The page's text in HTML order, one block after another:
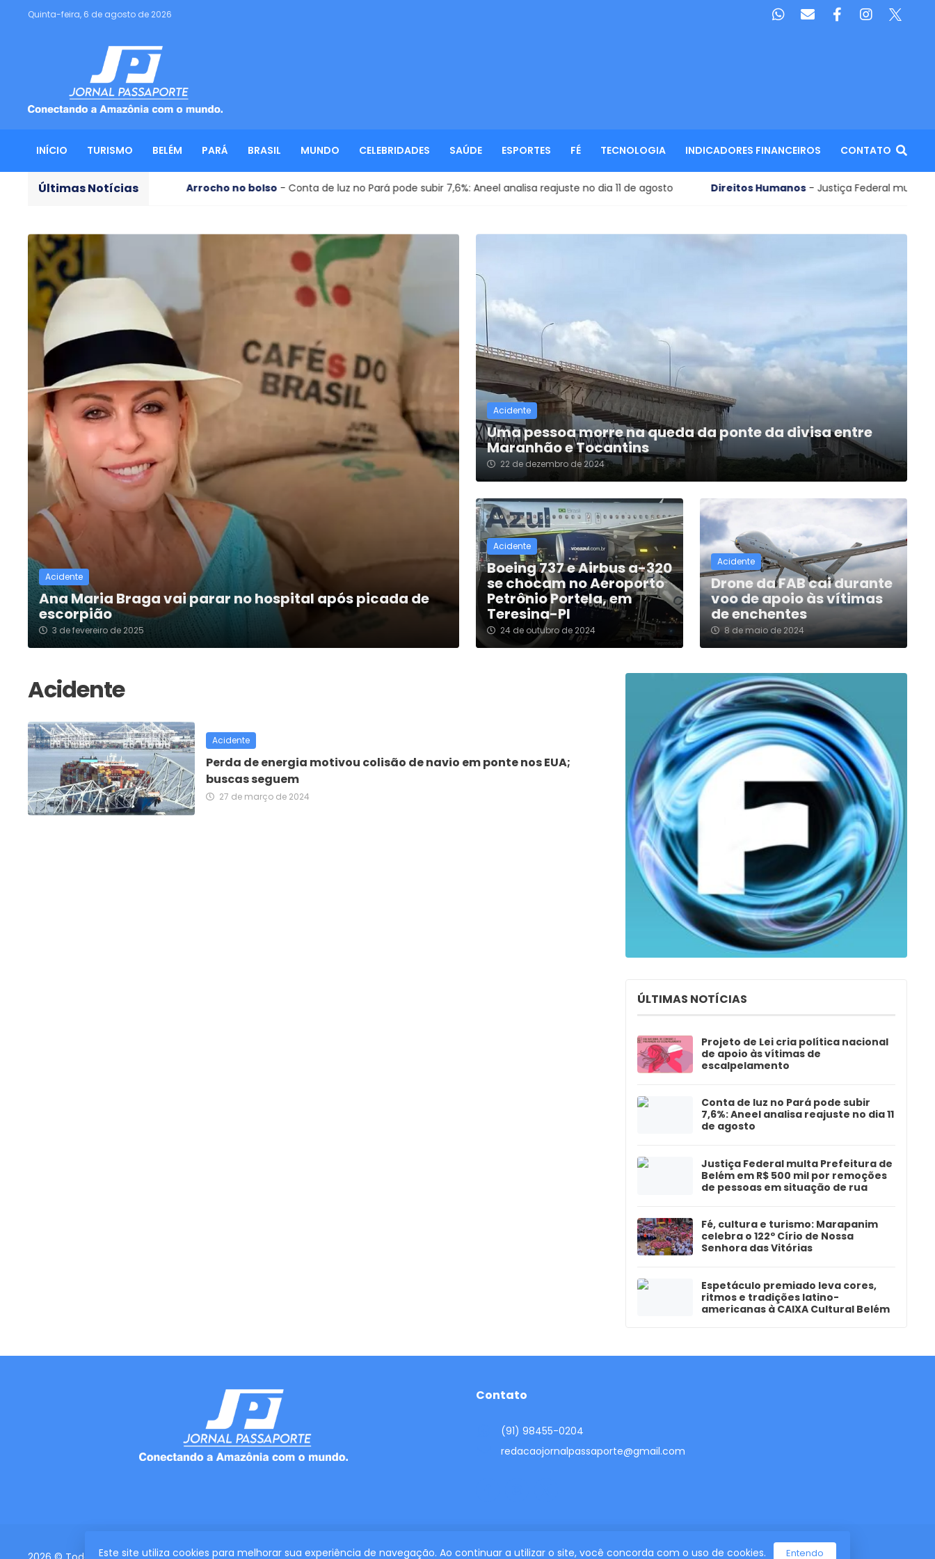
Quinta-feira, 6 de agosto de 2026
INÍCIO TURISMO BELÉM PARÁ BRASIL MUNDO CELEBRIDADES SAÚDE ESPORTES FÉ TECNOLOGIA INDICADORES FINANCEIROS CONTATO
Últimas Notícias
Arrocho no bolso - Conta de luz no Pará pode subir 7,6%: Aneel analisa reajuste no dia 11 de agosto Direitos Humanos - Justiça Federal multa Prefeitura de Belém em
Acidente
Ana Maria Braga vai parar no hospital após picada de
escorpião
3 de fevereiro de 2025
Acidente
Uma pessoa morre na queda da ponte da divisa entre
Maranhão e Tocantins
22 de dezembro de 2024
Acidente
Boeing 737 e Airbus a-320
se chocam no Aeroporto
Petrônio Portela, em
Teresina-PI
24 de outubro de 2024
Acidente
Drone da FAB cai durante
voo de apoio às vítimas
de enchentes
8 de maio de 2024
Acidente
Perda de energia motivou colisão de navio em ponte nos EUA;
buscas seguem
27 de março de 2024
ÚLTIMAS NOTÍCIAS
Projeto de Lei cria política nacional
de apoio às vítimas de
escalpelamento
Conta de luz no Pará pode subir
7,6%: Aneel analisa reajuste no dia 11
de agosto
Justiça Federal multa Prefeitura de
Belém em R$ 500 mil por remoções
de pessoas em situação de rua
Fé, cultura e turismo: Marapanim
celebra o 122º Círio de Nossa
Senhora das Vitórias
Espetáculo premiado leva cores,
ritmos e tradições latino-
americanas à CAIXA Cultural Belém
Este site utiliza cookies para melhorar sua experiência de navegação. Ao continuar a utilizar o site, você concorda com o uso de cookies. Entendo
Contato
(91) 98455-0204
redacaojornalpassaporte@gmail.com